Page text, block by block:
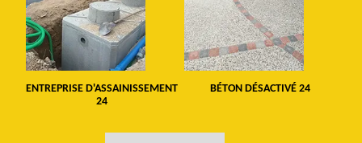
ENTREPRISE D'ASSAINISSEMENT
24
BÉTON DÉSACTIVÉ 24